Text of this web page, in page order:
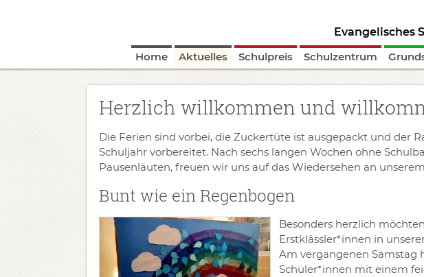
Evangelisches
Home Aktuelles Schulpreis Schulzentrum
Herzlich willkommen und
Die Ferien sind vorbei, die Zuckertüte ist ausgepackt und der
Schuljahr vorbereitet. Nach sechs langen Wochen ohne
Pausenläuten, freuen wir uns auf das Wiedersehen an
​Bunt wie ein Regenbogen
Besonders herzlich
Erstklässler*innen in
Am vergangenen Samstag
Schüler*innen mit einem